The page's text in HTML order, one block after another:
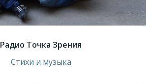
Радио Точка Зрения
Стихи и музыка